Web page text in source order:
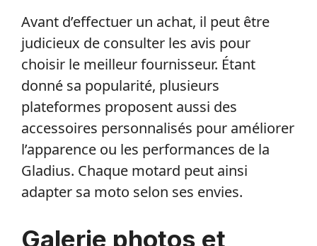
Avant d’effectuer un achat, il peut être
judicieux de consulter les avis pour
choisir le meilleur fournisseur. Étant
donné sa popularité, plusieurs
plateformes proposent aussi des
accessoires personnalisés pour améliorer
l’apparence ou les performances de la
Gladius. Chaque motard peut ainsi
adapter sa moto selon ses envies.
Galerie photos et